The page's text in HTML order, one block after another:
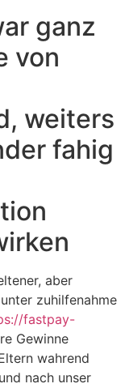
ganz
von
weiters
fahig
aber
zuhilfenahme
fastpay-
Gewinne
wahrend
nach unser